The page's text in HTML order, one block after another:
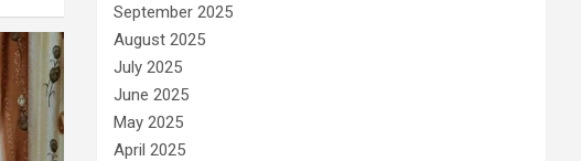
September 2025
August 2025
July 2025
June 2025
May 2025
April 2025